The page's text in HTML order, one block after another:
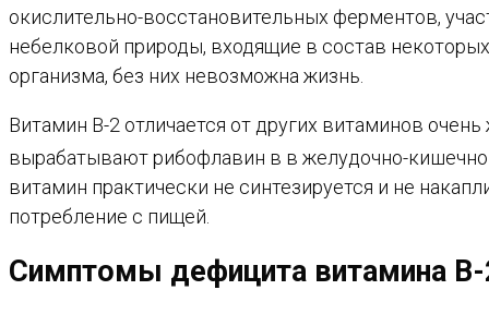
окислительно-восстановительных ферментов,
небелковой природы, входящие в состав
организма, без них невозможна жизнь.
Витамин B-2 отличается от других витаминов
вырабатывают рибофлавин в в желудочно-
витамин практически не синтезируется и не
потребление с пищей.
Симптомы дефицита витамина